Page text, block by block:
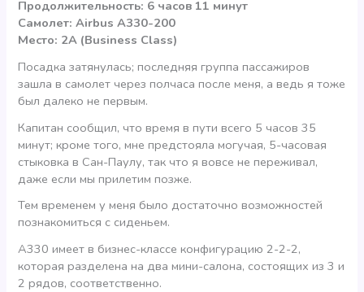
Продолжительность: 6 часов 11 минут
Самолет: Airbus A330-200
Место: 2A (Business Class)
Посадка затянулась; последняя группа пассажиров
зашла в самолет через полчаса после меня, а ведь я тоже
был далеко не первым.
Капитан сообщил, что время в пути всего 5 часов 35
минут; кроме того, мне предстояла могучая, 5-часовая
стыковка в Сан-Паулу, так что я вовсе не переживал,
даже если мы прилетим позже.
Тем временем у меня было достаточно возможностей
познакомиться с сиденьем.
А330 имеет в бизнес-классе конфигурацию 2-2-2,
которая разделена на два мини-салона, состоящих из 3 и
2 рядов, соответственно.